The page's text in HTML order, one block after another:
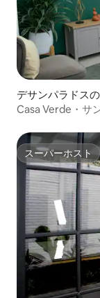
デサンパラドス
Casa Verde・サ
スーパーホスト
スーパーホスト